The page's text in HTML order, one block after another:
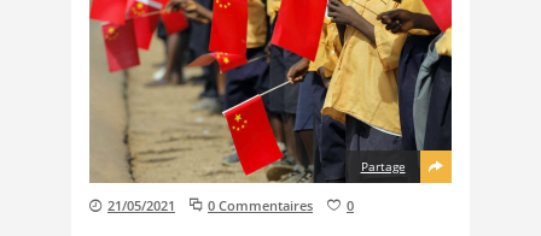
Partage
21/05/2021 0 Commentaires 0